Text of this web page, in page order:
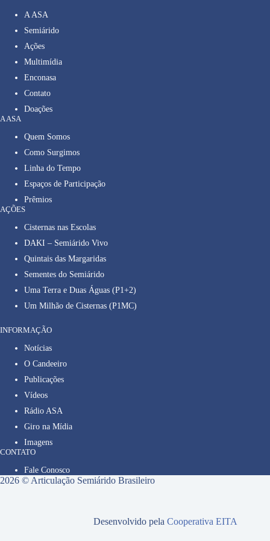
A ASA
Semiárido
Ações
Multimídia
Enconasa
Contato
Doações
A ASA
Quem Somos
Como Surgimos
Linha do Tempo
Espaços de Participação
Prêmios
AÇÕES
Cisternas nas Escolas
DAKI – Semiárido Vivo
Quintais das Margaridas
Sementes do Semiárido
Uma Terra e Duas Águas (P1+2)
Um Milhão de Cisternas (P1MC)
INFORMAÇÃO
Notícias
O Candeeiro
Publicações
Vídeos
Rádio ASA
Giro na Mídia
Imagens
CONTATO
Fale Conosco
2026 © Articulação Semiárido Brasileiro
Desenvolvido pelaCooperativa EITA